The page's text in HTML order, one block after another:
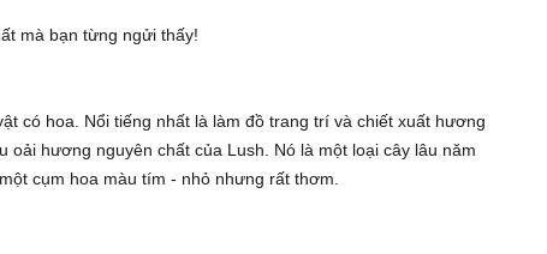
mà bạn từng ngửi thấy!
có hoa. Nổi tiếng nhất là làm đồ trang trí và chiết xuất hương
hương nguyên chất của Lush. Nó là một loại cây lâu năm
cụm hoa màu tím - nhỏ nhưng rất thơm.